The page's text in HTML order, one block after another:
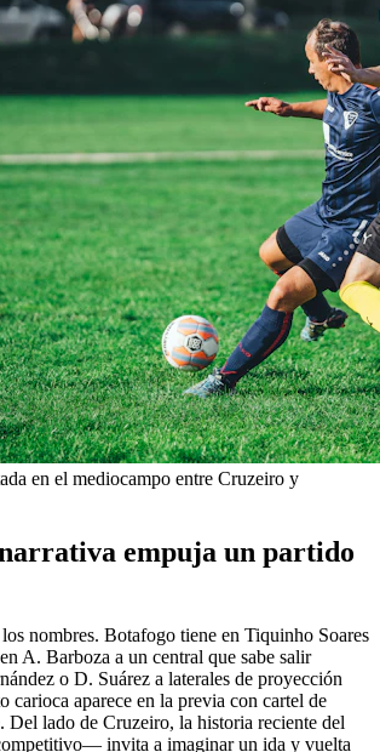
en el mediocampo entre Cruzeiro y
empuja un partido
nombres. Botafogo tiene en Tiquinho Soares
A. Barboza a un central que sabe salir
o D. Suárez a laterales de proyección
carioca aparece en la previa con cartel de
Del lado de Cruzeiro, la historia reciente del
invita a imaginar un ida y vuelta